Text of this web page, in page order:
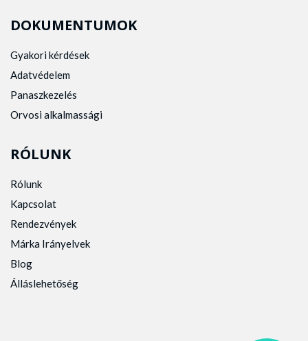
DOKUMENTUMOK
Gyakori kérdések
Adatvédelem
Panaszkezelés
Orvosi alkalmassági
RÓLUNK
Rólunk
Kapcsolat
Rendezvények
Márka Irányelvek
Blog
Álláslehetőség